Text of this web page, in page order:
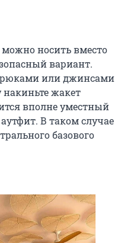
носить вместо
вариант.
или джинсами
накиньте жакет
вполне уместный
В таком случае
базового